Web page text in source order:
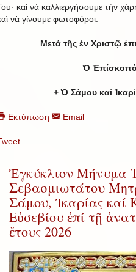
καὶ νὰ καλλιεργήσουμε τὴν
νὰ γίνουμε φωτοφόροι.
Μετά τῆς ἐν Χριστῷ
Ὁ
+ Ὁ Σάμου καί
Εκτύπωση Email
Ἐγκύκλιον Μήνυμα
Σεβασμιωτάτου
Σάμου, Ἰκαρίας καί
Εὐσεβίου ἐπί τῇ
ἔτους 2026